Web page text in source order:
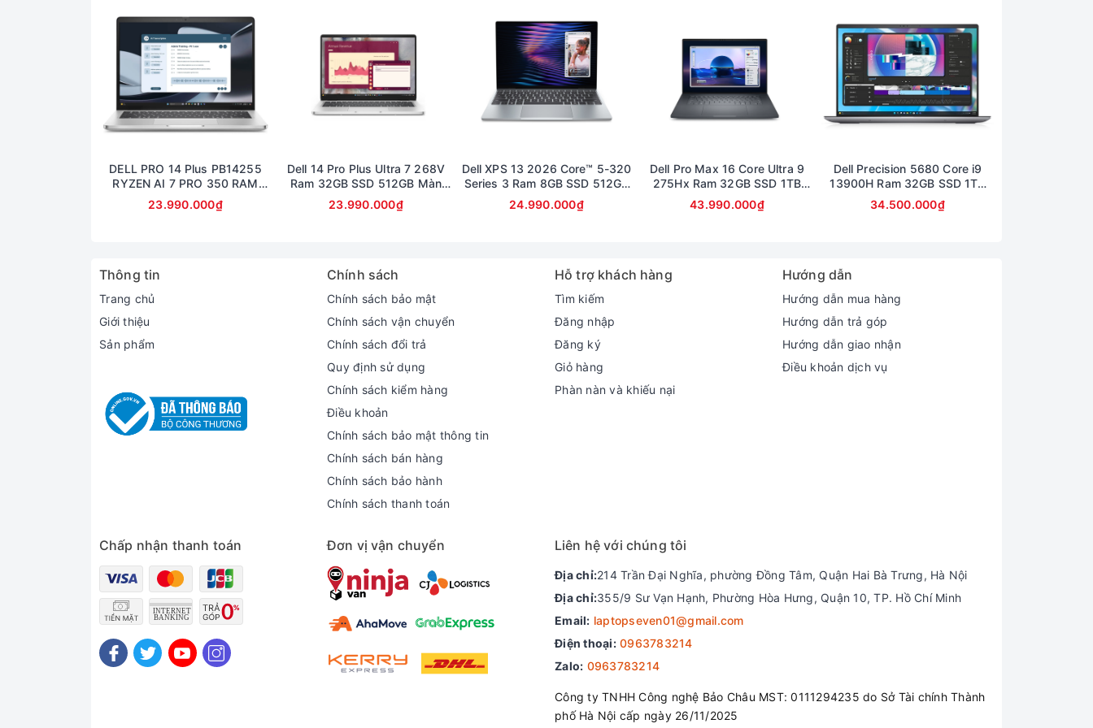
DELL PRO 14 Plus PB14255
RYZEN AI 7 PRO 350 RAM
32GB SSD 512GB AMD
RADEON 860M GRAPHICS
23.990.000₫
Dell 14 Pro Plus Ultra 7 268V
Ram 32GB SSD 512GB Màn
14inch FullHD Touch
23.990.000₫
Dell XPS 13 2026 Core™ 5-320
Series 3 Ram 8GB SSD 512GB
Màn 13.4inch 2K cảm ứng
24.990.000₫
Dell Pro Max 16 Core Ultra 9
275Hx Ram 32GB SSD 1TB
Card RTX 1000 Màn 16inch
FullHD (bảo hành 6 tháng)
43.990.000₫
Dell Precision 5680 Core i9
13900H Ram 32GB SSD 1TB
Card A2000 Màn 16inch FullHD
34.500.000₫
Thông tin
Trang chủ
Giới thiệu
Sản phẩm
Chính sách
Chính sách bảo mật
Chính sách vận chuyển
Chính sách đổi trả
Quy định sử dụng
Chính sách kiểm hàng
Điều khoản
Chính sách bảo mật thông tin
Chính sách bán hàng
Chính sách bảo hành
Chính sách thanh toán
Hỗ trợ khách hàng
Tìm kiếm
Đăng nhập
Đăng ký
Giỏ hàng
Phàn nàn và khiếu nại
Hướng dẫn
Hướng dẫn mua hàng
Hướng dẫn trả góp
Hướng dẫn giao nhận
Điều khoản dịch vụ
Chấp nhận thanh toán Đơn vị vận chuyển Liên hệ với chúng tôi
Địa chỉ:214 Trần Đại Nghĩa, phường Đồng Tâm, Quận Hai Bà Trưng, Hà Nội
Địa chỉ:355/9 Sư Vạn Hạnh, Phường Hòa Hưng, Quận 10, TP. Hồ Chí Minh
Email: laptopseven01@gmail.com
Điện thoại: 0963783214
Zalo: 0963783214
Công ty TNHH Công nghệ Bảo Châu MST: 0111294235 do Sở Tài chính Thành
phố Hà Nội cấp ngày 26/11/2025